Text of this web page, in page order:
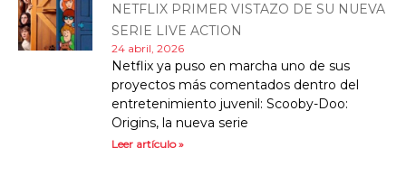
NETFLIX PRIMER VISTAZO DE SU NUEVA
SERIE LIVE ACTION
24 abril, 2026
Netflix ya puso en marcha uno de sus
proyectos más comentados dentro del
entretenimiento juvenil: Scooby-Doo:
Origins, la nueva serie
Leer artículo »